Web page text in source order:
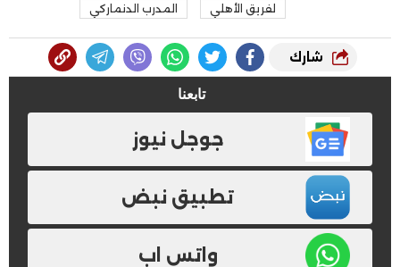
لفريق الأهلي المدرب الدنماركي
شارك
تابعنا
جوجل نيوز
تطبيق نبض
واتس اب